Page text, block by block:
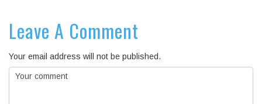
Leave A Comment
Your email address will not be published.